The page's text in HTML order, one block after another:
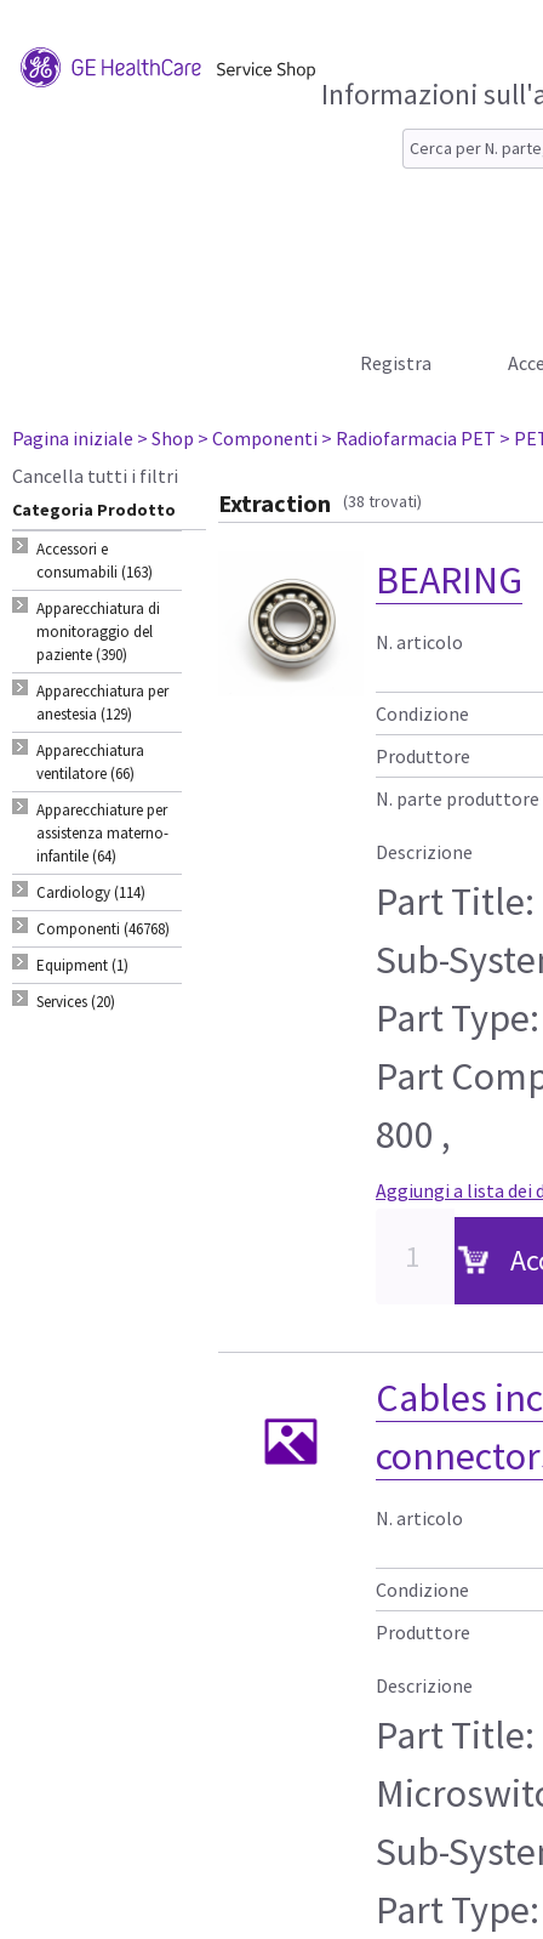
Informazioni
Registra
Pagina iniziale > Shop > Componenti > Radiofarmacia PET >
Cancella tutti i filtri
Categoria Prodotto
Accessori e
consumabili (163)
Apparecchiatura di
monitoraggio del
paziente (390)
Apparecchiatura per
anestesia (129)
Apparecchiatura
ventilatore (66)
Apparecchiature per
assistenza materno-
infantile (64)
Cardiology (114)
Componenti (46768)
Equipment (1)
Services (20)
Extraction (38 trovati)
BEARING
N. articolo
Condizione
Produttore
N. parte produttore
Descrizione
Part Title:
Sub-
Part
Part
800 ,
Aggiungi a lista dei
Cables
N. articolo
Condizione
Produttore
Descrizione
Part
Sub-
Part Type: